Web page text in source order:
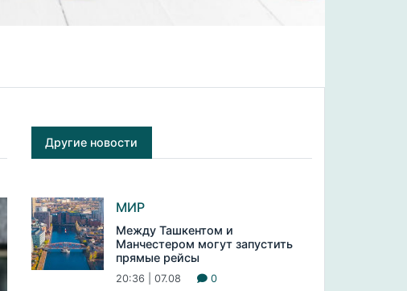
Другие новости
МИР
Между Ташкентом и
Манчестером могут запустить
прямые рейсы
20:36 | 07.08 0